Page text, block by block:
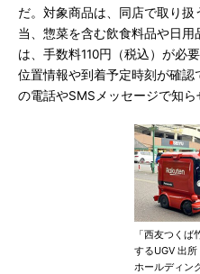
だ。対象商品は、同店で取り
当、惣菜を含む飲食料品や日
は、手数料110円（税込）が必
位置情報や到着予定時刻が確
の電話やSMSメッセージで知ら
「西友つくば
するUGV 出
ホールディン